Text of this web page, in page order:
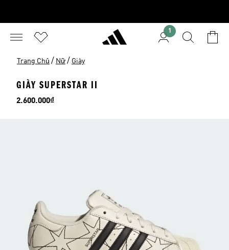
1
Trang Chủ / Nữ / Giày
GIÀY SUPERSTAR II
Giá
2.600.000₫